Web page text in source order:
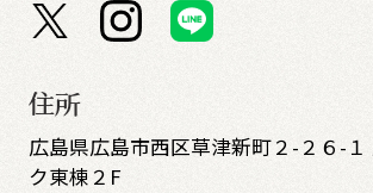
住所
広島県広島市西区草津新町２-２６-１
ク東棟２F